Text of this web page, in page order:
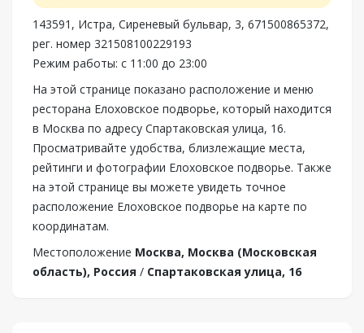
143591, Истра, Сиреневый бульвар, 3, 671500865372,
рег. номер 321508100229193
Режим работы: с 11:00 до 23:00
На этой странице показано расположение и меню
ресторана Елоховское подворье, который находится
в Москва по адресу Спартаковская улица, 16.
Просматривайте удобства, близлежащие места,
рейтинги и фотографии Елоховское подворье. Также
на этой странице вы можете увидеть точное
расположение Елоховское подворье на карте по
координатам.
Местоположение Москва, Москва (Московская
область), Россия / Спартаковская улица, 16